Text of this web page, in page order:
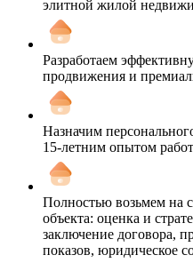
элитной жилой
Разработаем
продвижения и
Назначим
15-летним опытом
Полностью возьмем на
объекта: оценка и
заключение договора,
показов, юридическое